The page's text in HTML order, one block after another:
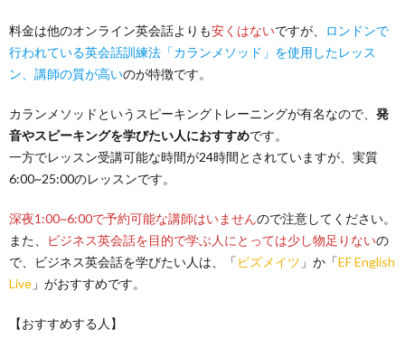
料金は他のオンライン英会話よりも安くはないですが、
ロンドンで
行われている英会話訓練法「カランメソッド」を使用したレッス
ン、講師の質が高いのが特徴です。
カランメソッドというスピーキングトレーニングが有名なので、 発
音やスピーキングを学びたい人におすすめです。
一方でレッスン受講可能な時間が24時間とされていますが、実質
6:00~25:00のレッスンです。
深夜1:00~6:00で予約可能な講師はいませんので注意してください。
また、
ビジネス英会話を目的で学ぶ人にとっては少し物足りないの
で、ビジネス英会話を学びたい人は、「ビズメイツ 」か「EF English
Live 」がおすすめです。
【おすすめする人】